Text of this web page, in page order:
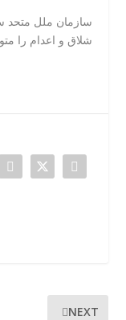
سازمان ملل متحد
شلاق و اعدام را
NEXT